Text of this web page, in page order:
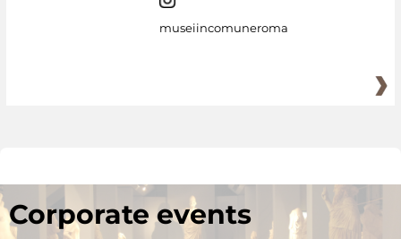
museiincomuneroma
Corporate events